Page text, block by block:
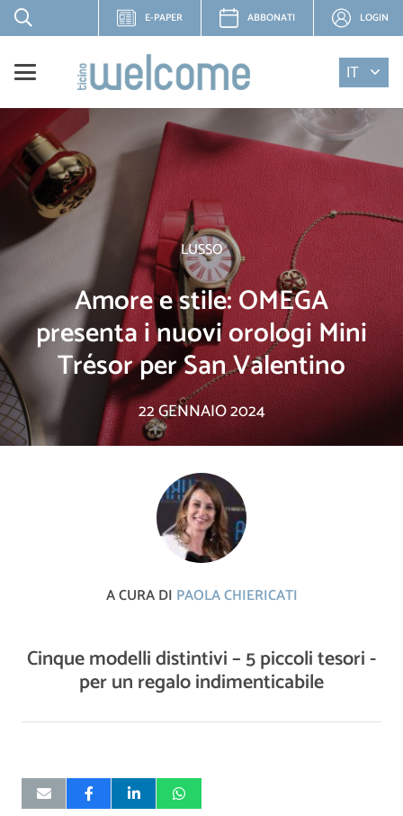
E-PAPER ABBONATI LOGIN
IT
LUSSO
Amore e stile: OMEGA
presenta i nuovi orologi Mini
Trésor per San Valentino
22 GENNAIO 2024
A CURA DI PAOLA CHIERICATI
Cinque modelli distintivi – 5 piccoli tesori -
per un regalo indimenticabile